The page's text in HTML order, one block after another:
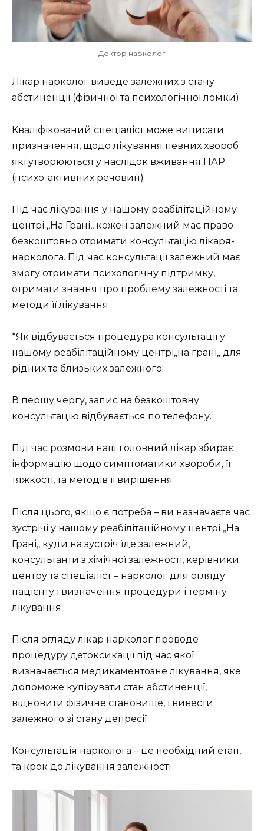
Доктор нарколог
Лікар нарколог виведе залежних з стану
абстиненції (фізичної та психологічної ломки)
Кваліфікований спеціаліст може виписати
призначення, щодо лікування певних хвороб
які утворюються у наслідок вживання ПАР
(психо-активних речовин)
Під час лікування у нашому реабілітаційному
центрі ,,На Грані,, кожен залежний має право
безкоштовно отримати консультацію лікаря-
нарколога. Під час консультації залежний має
змогу отримати психологічну підтримку,
отримати знання про проблему залежності та
методи її лікування
*Як відбувається процедура консультації у
нашому реабілітаційному центрі,,на грані,, для
рідних та близьких залежного:
В першу чергу, запис на безкоштовну
консультацію відбувається по телефону.
Під час розмови наш головний лікар збирає
інформацію щодо симптоматики хвороби, її
тяжкості, та методів її вирішення
Після цього, якщо є потреба – ви назначаєте час
зустрічі у нашому реабілітаційному центрі ,,На
Грані,, куди на зустріч їде залежний,
консультанти з хімічної залежності, керівники
центру та спеціаліст – нарколог для огляду
пацієнту і визначення процедури і терміну
лікування
Після огляду лікар нарколог проводе
процедуру детоксикації під час якої
визначається медикаментозне лікування, яке
допоможе купірувати стан абстиненції,
відновити фізичне становище, і вивести
залежного зі стану депресії
Консультація нарколога – це необхідний етап,
та крок до лікування залежності